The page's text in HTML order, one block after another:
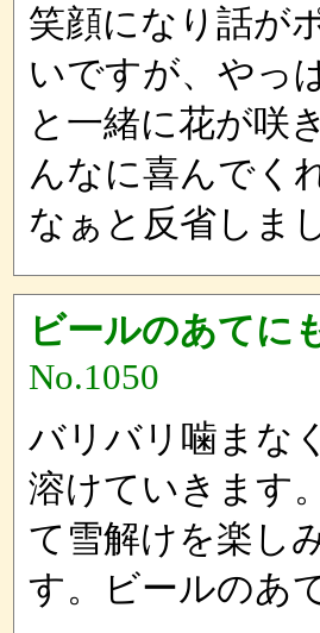
笑顔になり話が
いですが、やっ
と一緒に花が咲
んなに喜んでく
なぁと反省しま
ビールのあてに
No.1050
バリバリ噛まな
溶けていきます
て雪解けを楽し
す。ビールのあ